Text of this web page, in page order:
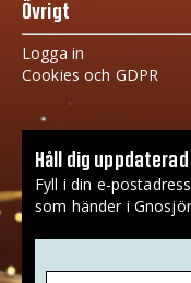
Övrigt
Logga in
Cookies och GDPR
Håll dig uppdaterad
Fyll i din e-
som händer i